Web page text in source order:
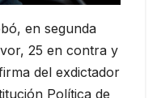
en segunda
25 en contra y
del exdictador
Política de